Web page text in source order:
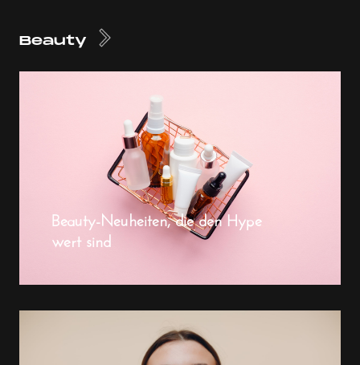
Beauty
Beauty-Neuheiten, die den Hype
wert sind